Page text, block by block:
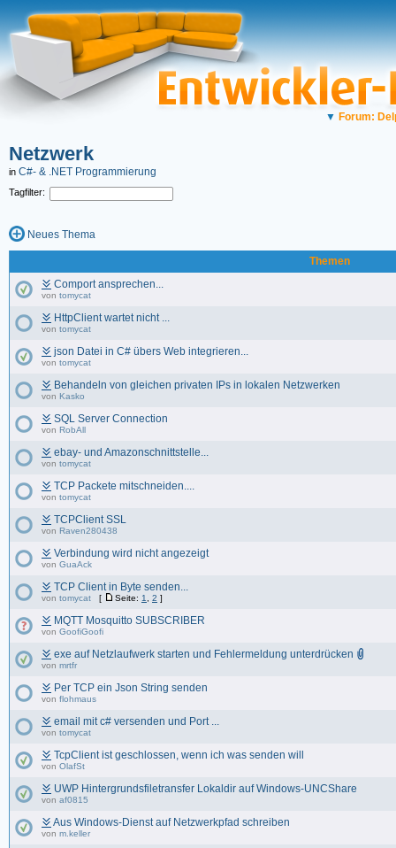
▼ Forum:
Netzwerk
in C#- & .NET Programmierung
Tagfilter:
Neues Thema
Themen
Comport ansprechen...
von tomycat
HttpClient wartet nicht ...
von tomycat
json Datei in C# übers Web integrieren...
von tomycat
Behandeln von gleichen privaten IPs in lokalen Netzwerken
von Kasko
SQL Server Connection
von RobAll
ebay- und Amazonschnittstelle...
von tomycat
TCP Packete mitschneiden....
von tomycat
TCPClient SSL
von Raven280438
Verbindung wird nicht angezeigt
von GuaAck
TCP Client in Byte senden...
von tomycat [ Seite: 1 2 ]
MQTT Mosquitto SUBSCRIBER
von GoofiGoofi
exe auf Netzlaufwerk starten und Fehlermeldung unterdrücken
von mrtfr
Per TCP ein Json String senden
von flohmaus
email mit c# versenden und Port ...
von tomycat
TcpClient ist geschlossen, wenn ich was senden will
von OlafSt
UWP Hintergrundsfiletransfer Lokaldir auf Windows-UNCShare
von af0815
Aus Windows-Dienst auf Netzwerkpfad schreiben
von m.keller